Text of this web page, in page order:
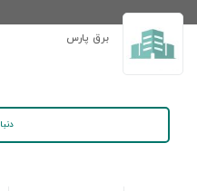
برق پارس